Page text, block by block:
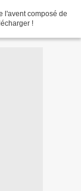
l'avent composé de
!